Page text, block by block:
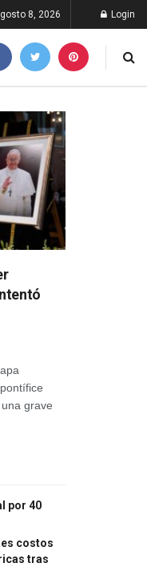
8, 2026 Login
grave
por 40
costos
tras